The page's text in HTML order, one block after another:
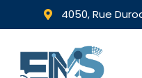
4050, Rue